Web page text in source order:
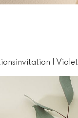
| Violet